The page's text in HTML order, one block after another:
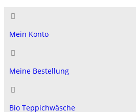
Mein Konto
Meine Bestellung
Bio Teppichwäsche